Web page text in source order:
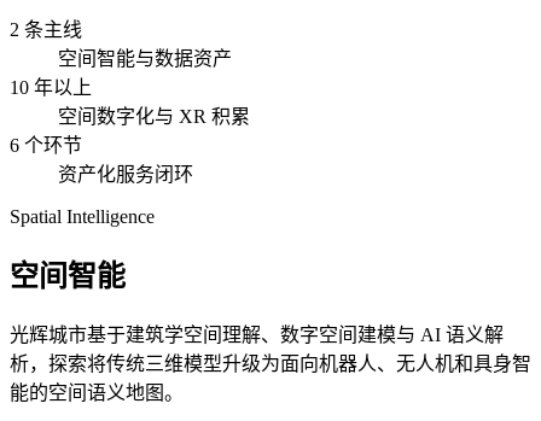
2 条主线
空间智能与数据资产
10 年以上
空间数字化与 XR 积累
6 个环节
资产化服务闭环
Spatial Intelligence
空间智能
光辉城市基于建筑学空间理解、数字空间建模与 AI 语义解
析，探索将传统三维模型升级为面向机器人、无人机和具身智
能的空间语义地图。